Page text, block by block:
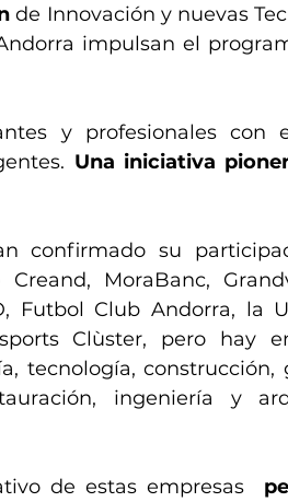
de Innovación y nuevas
impulsan el
y profesionales con
Una iniciativa
confirmado su
MoraBanc,
Futbol Club Andorra, la
Clùster, pero hay
tecnología, construcción,
ingeniería y
de estas empresas